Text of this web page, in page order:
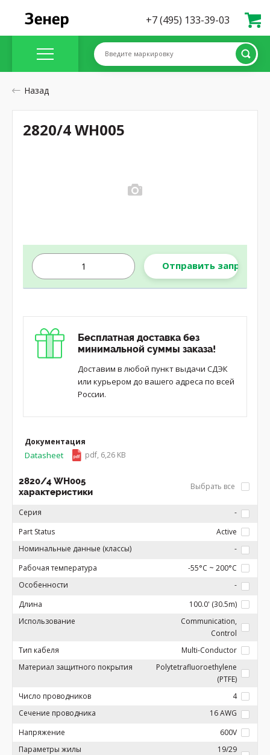
+7 (495) 133-39-03
Введите маркировку
Назад
Отправить запрос
Бесплатная доставка без
минимальной суммы заказа!
Доставим в любой пункт выдачи СДЭК
или курьером до вашего адреса по всей
России.
Документация
Datasheet pdf, 6,26 KB
2820/4 WH005
характеристики
Выбрать все
Серия
-
Part Status
Active
Номинальные данные (классы)
-
Рабочая температура
-55°C ~ 200°C
Особенности
-
Длина
100.0' (30.5m)
Использование
Communication,
Control
Тип кабеля
Multi-Conductor
Материал защитного покрытия
Polytetrafluoroethylene
(PTFE)
Число проводников
4
Сечение проводника
16 AWG
Напряжение
600V
Параметры жилы
19/29
2820/4 WH005